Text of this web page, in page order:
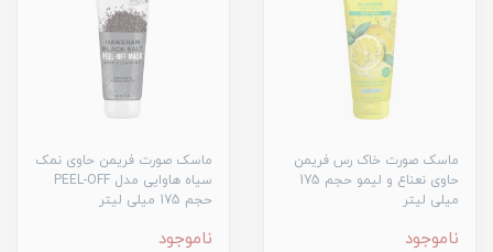
ماسک صورت خاک رس فریمن
حاوی نعناع و لیمو حجم 175
میلی لیتر
ناموجود
ماسک صورت فریمن حاوی نمک
سیاه هاوایی مدل PEEL-OFF
حجم 175 میلی لیتر
ناموجود